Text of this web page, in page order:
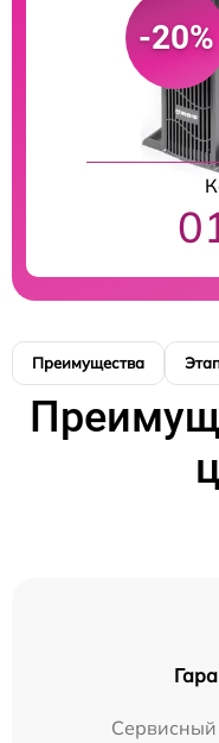
-20%
Преимущества
Сервисный